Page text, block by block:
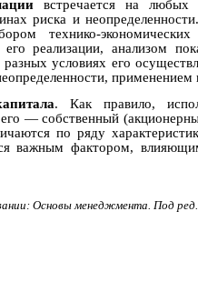
встречается на любых
риска и
технико-
реализации, анализом
условиях его
применением
. Как правило,
— собственный
по ряду
важным фактором,
Основы менеджмента. Под